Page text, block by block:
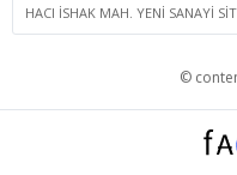
HACI İSHAK MAH. YENİ SANAYİ
©